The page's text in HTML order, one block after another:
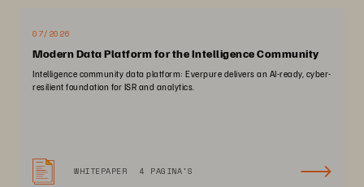
07/2026
Modern Data Platform for the Intelligence Community
Intelligence community data platform: Everpure delivers an AI-ready, cyber-
resilient foundation for ISR and analytics.
WHITEPAPER 4 PAGINA'S